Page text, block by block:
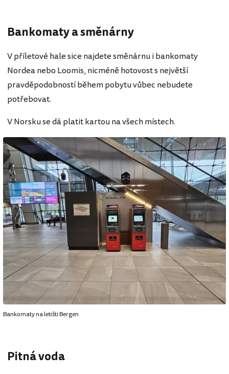
Bankomaty a směnárny
V příletové hale sice najdete směnárnu i bankomaty
Nordea nebo Loomis, nicméně hotovost s největší
pravděpodobností během pobytu vůbec nebudete
potřebovat.
V Norsku se dá platit kartou na všech místech.
Bankomaty na letišti Bergen
Pitná voda